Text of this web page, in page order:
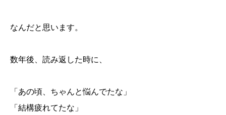
なんだと思います。
数年後、読み返した時に、
「あの頃、ちゃんと悩んでたな」
「結構疲れてたな」